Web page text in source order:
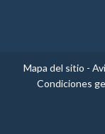
Mapa del sitio -
Condiciones